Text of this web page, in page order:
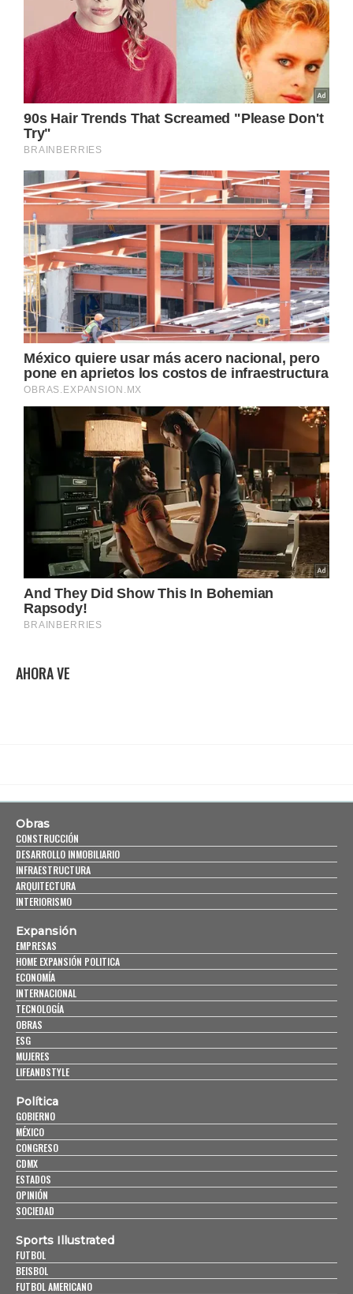
AHORA VE
Obras
CONSTRUCCIÓN
DESARROLLO INMOBILIARIO
INFRAESTRUCTURA
ARQUITECTURA
INTERIORISMO
Expansión
EMPRESAS
HOME EXPANSIÓN POLITICA
ECONOMÍA
INTERNACIONAL
TECNOLOGÍA
OBRAS
ESG
MUJERES
LIFEANDSTYLE
Política
GOBIERNO
MÉXICO
CONGRESO
CDMX
ESTADOS
OPINIÓN
SOCIEDAD
Sports Illustrated
FUTBOL
BEISBOL
FUTBOL AMERICANO